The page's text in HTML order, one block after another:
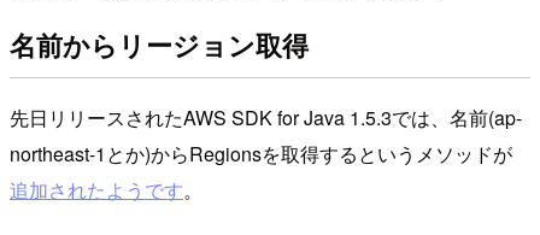
名前からリージョン取得
先日リリースされたAWS SDK for Java 1.5.3では、名前(ap-
northeast-1とか)からRegionsを取得するというメソッドが
追加されたようです。